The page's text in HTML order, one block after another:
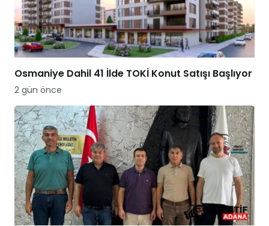
Osmaniye Dahil 41 İlde TOKİ Konut Satışı Başlıyor
2 gün önce